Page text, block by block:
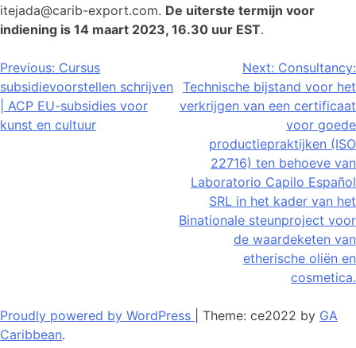
itejada@carib-export.com. De uiterste termijn voor
indiening is 14 maart 2023, 16.30 uur EST.
Bericht
navigatie
Previous: Cursus
subsidievoorstellen schrijven
| ACP EU-subsidies voor
kunst en cultuur
Next: Consultancy:
Technische bijstand voor het
verkrijgen van een certificaat
voor goede
productiepraktijken (ISO
22716) ten behoeve van
Laboratorio Capilo Español
SRL in het kader van het
Binationale steunproject voor
de waardeketen van
etherische oliën en
cosmetica.
Proudly powered by WordPress Theme: ce2022 by GA
Caribbean.